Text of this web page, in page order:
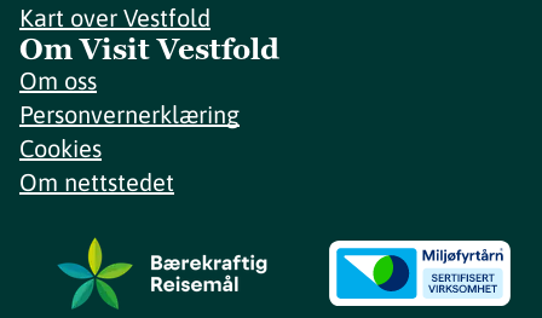
Kart over Vestfold
Om Visit Vestfold
Om oss
Personvernerklæring
Cookies
Om nettstedet